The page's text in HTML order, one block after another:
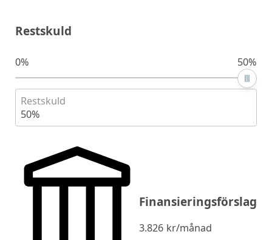
Restskuld
0% 50%
Restskuld
50%
Finansieringsförslag
3.826 kr/månad